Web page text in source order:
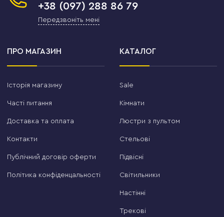
+38 (097) 288 86 79
Передзвоніть мені
ПРО МАГАЗИН
Історія магазину
Часті питання
Доставка та оплата
Контакти
Публічний договір оферти
Політика конфіденцальності
КАТАЛОГ
Sale
Кімнати
Люстри з пультом
Стельові
Підвісні
Світильники
Настінні
Трекові